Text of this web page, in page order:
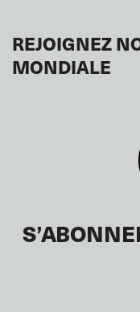
REJOIGNEZ
MONDIALE